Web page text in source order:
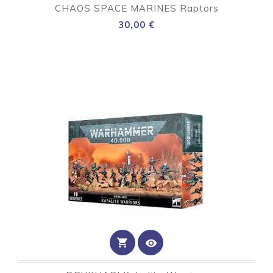
CHAOS SPACE MARINES Raptors
30,00 €
shopping_cart visibility